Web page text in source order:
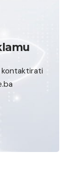
kontaktirati